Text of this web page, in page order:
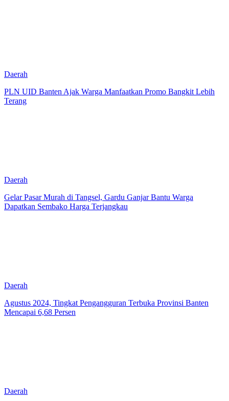
Daerah
PLN UID Banten Ajak Warga Manfaatkan Promo Bangkit Lebih
Terang
Daerah
Gelar Pasar Murah di Tangsel, Gardu Ganjar Bantu Warga
Dapatkan Sembako Harga Terjangkau
Daerah
Agustus 2024, Tingkat Pengangguran Terbuka Provinsi Banten
Mencapai 6,68 Persen
Daerah